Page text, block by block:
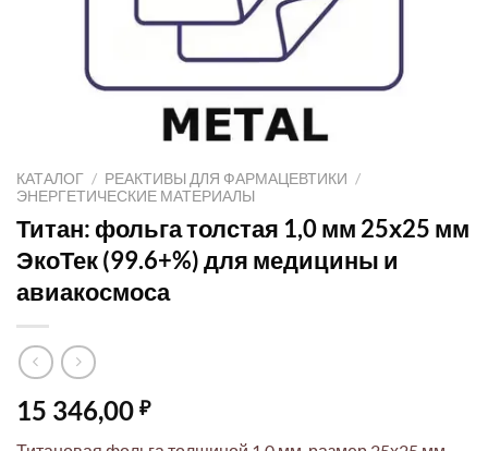
КАТАЛОГ / РЕАКТИВЫ ДЛЯ ФАРМАЦЕВТИКИ /
ЭНЕРГЕТИЧЕСКИЕ МАТЕРИАЛЫ
Титан: фольга толстая 1,0 мм 25х25 мм
ЭкоТек (99.6+%) для медицины и
авиакосмоса
15 346,00 ₽